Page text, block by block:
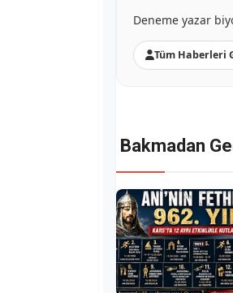
Deneme yazar
Tüm Haberleri
Bakmadan